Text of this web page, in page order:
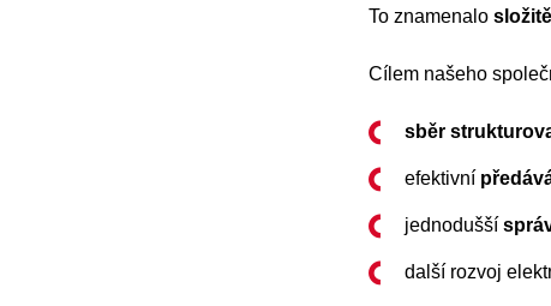
To znamenalo
Cílem našeho
sběr
efektivní
jednodušší
další rozvoj